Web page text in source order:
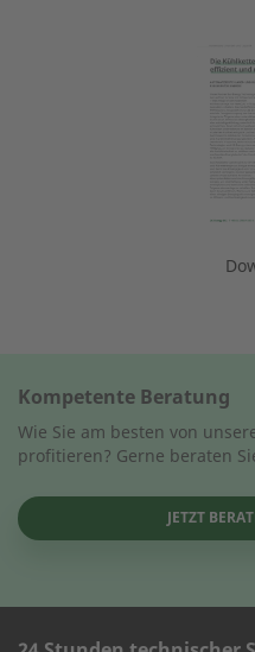
Kompetente Beratung
Wie Sie am besten von
profitieren? Gerne beraten
JETZT